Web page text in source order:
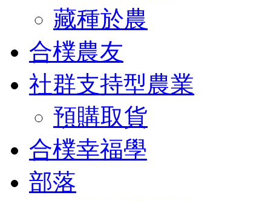
藏種於農
合樸農友
社群支持型農業
預購取貨
合樸幸福學
部落